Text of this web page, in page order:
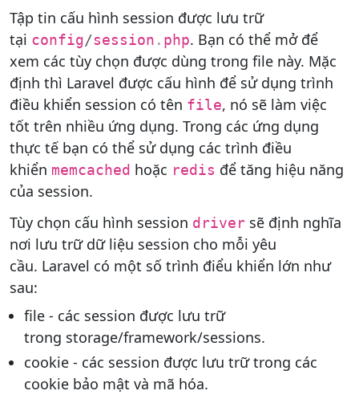
Tập tin cấu hình session được lưu trữ
tại config/session . php. Bạn có thể mở để
xem các tùy chọn được dùng trong file này. Mặc
định thì Laravel được cấu hình để sử dụng trình
điều khiển session có tên file, nó sẽ làm việc
tốt trên nhiều ứng dụng. Trong các ứng dụng
thực tế bạn có thể sử dụng các trình điều
khiển memcached hoặc redis để tăng hiệu năng
của session.
Tùy chọn cấu hình session driver sẽ định nghĩa
nơi lưu trữ dữ liệu session cho mỗi yêu
cầu. Laravel có một số trình điểu khiển lớn như
sau:
file - các session được lưu trữ
trong storage/framework/sessions.
cookie - các session được lưu trữ trong các
cookie bảo mật và mã hóa.